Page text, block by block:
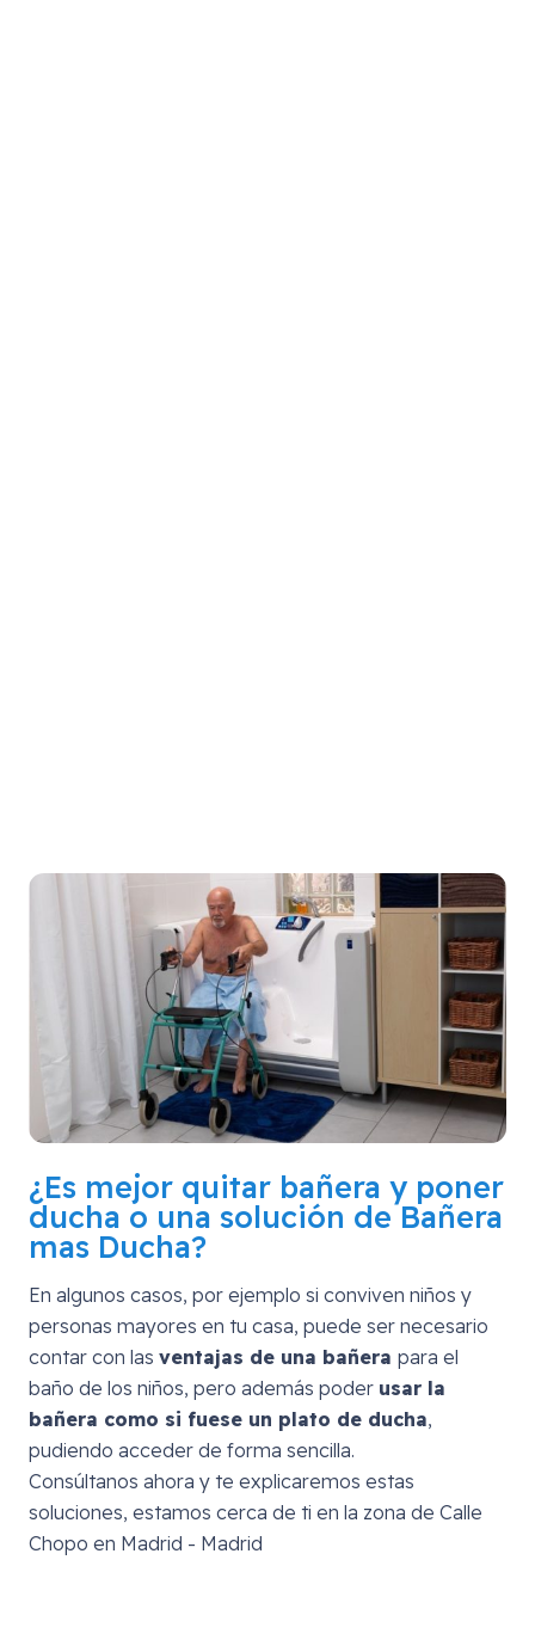
¿Es mejor quitar bañera y poner
ducha o una solución de Bañera
mas Ducha?
En algunos casos, por ejemplo si conviven niños y
personas mayores en tu casa, puede ser necesario
contar con las ventajas de una bañera para el
baño de los niños, pero además poder usar la
bañera como si fuese un plato de ducha,
pudiendo acceder de forma sencilla.
Consúltanos ahora y te explicaremos estas
soluciones, estamos cerca de ti en la zona de Calle
Chopo en Madrid - Madrid